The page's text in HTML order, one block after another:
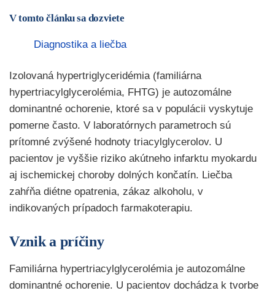
V tomto článku sa dozviete
Diagnostika a liečba
Izolovaná hypertriglyceridémia (familiárna
hypertriacylglycerolémia, FHTG) je autozomálne
dominantné ochorenie, ktoré sa v populácii vyskytuje
pomerne často. V laboratórnych parametroch sú
prítomné zvýšené hodnoty triacylglycerolov. U
pacientov je vyššie riziko akútneho infarktu myokardu
aj ischemickej choroby dolných končatín. Liečba
zahŕňa diétne opatrenia, zákaz alkoholu, v
indikovaných prípadoch farmakoterapiu.
Vznik a príčiny
Familiárna hypertriacylglycerolémia je autozomálne
dominantné ochorenie. U pacientov dochádza k tvorbe